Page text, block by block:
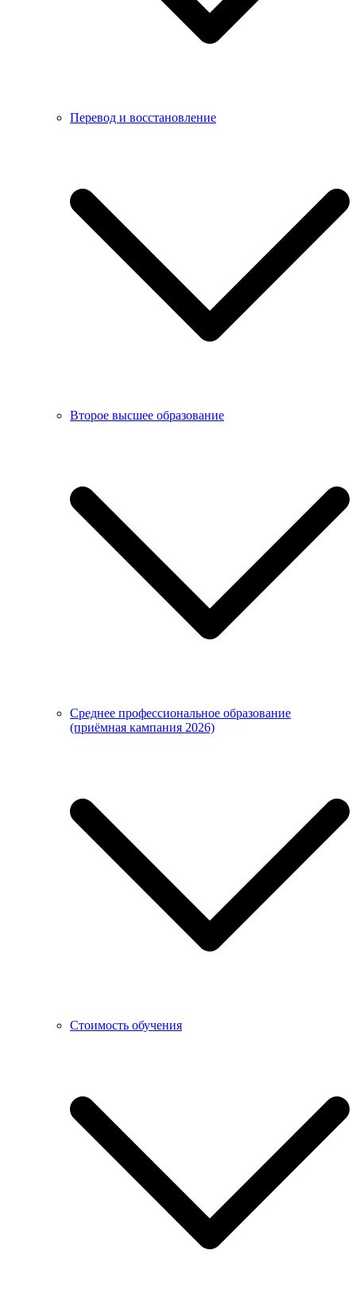
Перевод и восстановление
Второе высшее образование
Среднее профессиональное образование
(приёмная кампания 2026)
Стоимость обучения